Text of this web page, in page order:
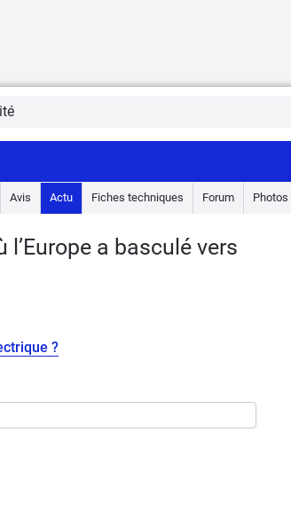
Avis Actu Fiches techniques Forum Photos
a basculé vers
?